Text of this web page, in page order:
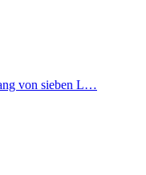
von sieben L…